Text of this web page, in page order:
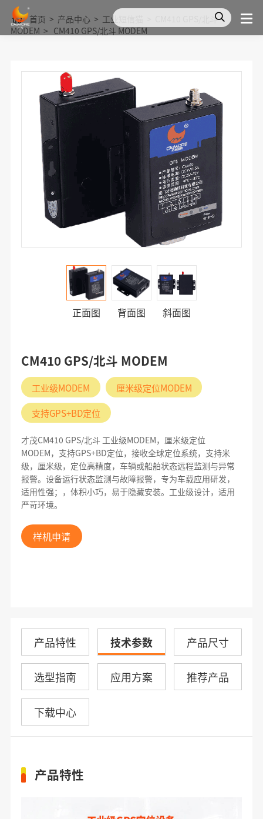
首页 > 产品中心 > 工业短信猫
CM410 GPS/北斗
MODEM > CM410 GPS/北斗 MODEM
正面图 背面图 斜面图
CM410 GPS/北斗 MODEM
工业级MODEM
厘米级定位MODEM
支持GPS+BD定位
才茂CM410 GPS/北斗 工业级MODEM，厘米级定位
MODEM，支持GPS+BD定位，接收全球定位系统，支持米
级，厘米级，定位高精度，车辆或船舶状态远程监测与异常
报警。设备运行状态监测与故障报警，专为车载应用研发，
适用性强；，体积小巧，易于隐藏安装。工业级设计，适用
严苛环境。
样机申请
产品特性 技术参数 产品尺寸
选型指南 应用方案 推荐产品
下载中心
产品特性